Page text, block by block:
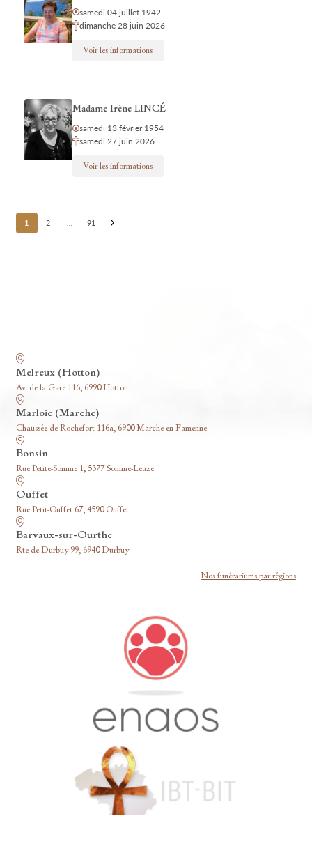
samedi 04 juillet 1942
dimanche 28 juin 2026
Voir les informations
Madame Irène LINCÉ
samedi 13 février 1954
samedi 27 juin 2026
Voir les informations
Posts
pagination
1 2 91
Melreux (Hotton)
Av. de la Gare 116, 6990 Hotton
Marloie (Marche)
Chaussée de Rochefort 116a, 6900 Marche-en-Famenne
Bonsin
Rue Petite-Somme 1, 5377 Somme-Leuze
Ouffet
Rue Petit-Ouffet 67, 4590 Ouffet
Barvaux-sur-Ourthe
Rte de Durbuy 99, 6940 Durbuy
Nos funérariums par régions